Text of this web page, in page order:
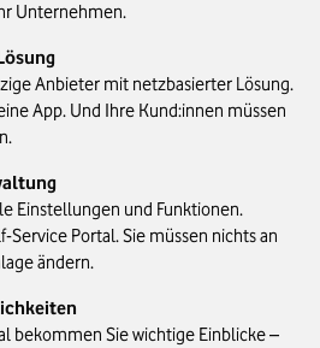
Unternehmen.
Anbieter mit netzbasierter Lösung.
App. Und Ihre Kund:innen müssen
Einstellungen und Funktionen.
Service Portal. Sie müssen nichts an
ändern.
bekommen Sie wichtige Einblicke –